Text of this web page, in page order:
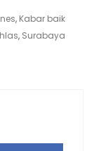
, Kabar baik
, Surabaya